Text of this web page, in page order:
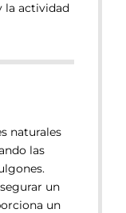
la actividad
naturales
las
un
un